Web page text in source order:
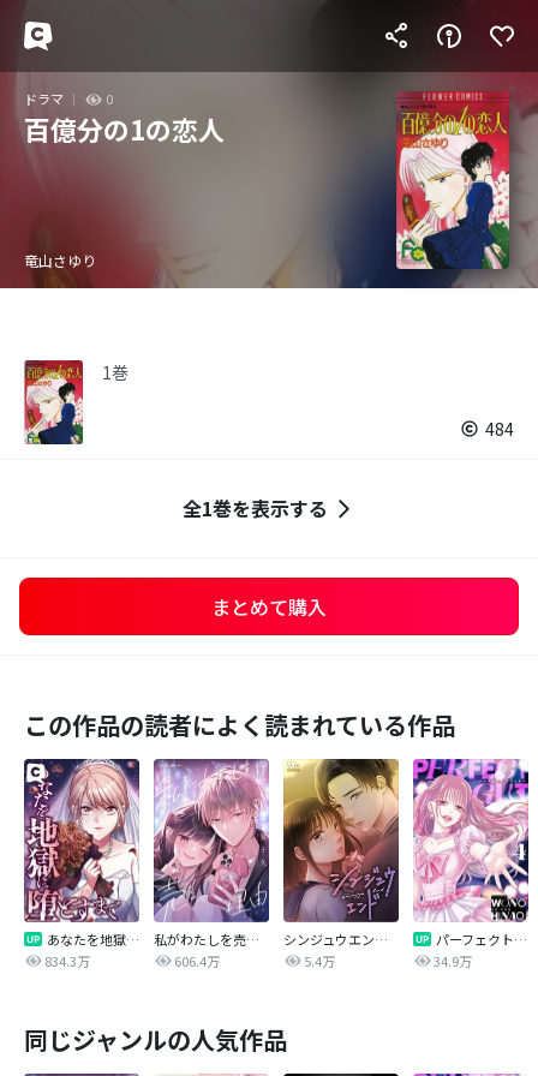
ドラマ 0
百億分の1の恋人
竜山さゆり
1巻
484
全1巻を表示する
まとめて購入
この作品の読者によく読まれている作品
あなたを地獄に堕とすまで
834.3万
私がわたしを売る理由
606.4万
シンジュウエンド【タテヨミ】
5.4万
パーフェクトグリッター
34.9万
同じジャンルの人気作品